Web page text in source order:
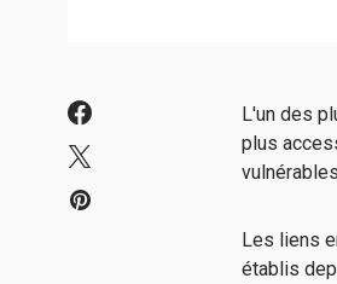
L'un des
plus
Les liens
établis